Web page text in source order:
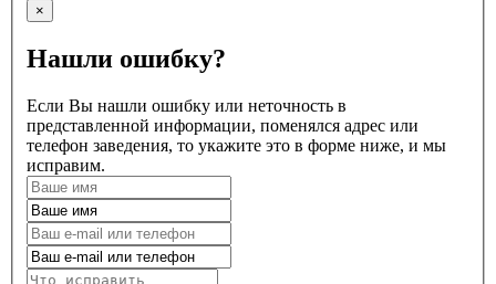
×
Нашли ошибку?
Если Вы нашли ошибку или неточность в
представленной информации, поменялся адрес или
телефон заведения, то укажите это в форме ниже, и мы
исправим.